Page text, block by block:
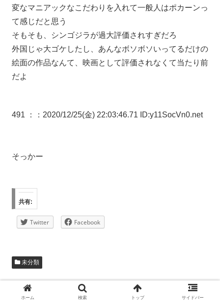
変なマニアックなこだわりを入れて一般人はポカーンっ
て感じだと思う
そもそも、シンゴジラが過大評価されすぎだろ
外国じゃ大ゴケしたし、あんなボソボソいってるだけの
絵面の作品なんて、映画として評価されなくて当たり前
だよ
491 ： ：2020/12/25(金) 22:03:46.71 ID:y11SocVn0.net
そっかー
共有:
Twitter Facebook
未分類
ホーム 検索 トップ サイドバー